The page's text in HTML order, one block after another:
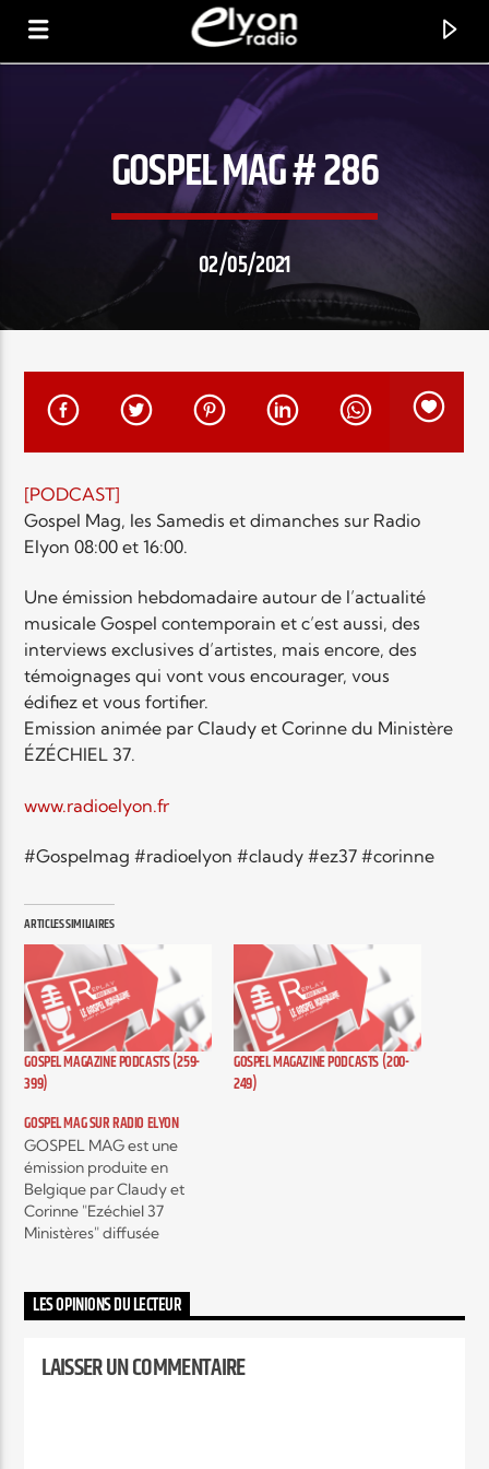
RADIO ELYON
POSITIVE ET ENCOURAGEANTE !
EN CE MOMENT
TITRE
ARTISTE
Radio Elyon
Elyon Rhema
Elyon Hits
Elyon Live
Elyon Kids
GOSPEL MAG # 286
02/05/2021
[PODCAST]
Gospel Mag, les Samedis et dimanches sur Radio
Elyon 08:00 et 16:00.
Une émission hebdomadaire autour de l’actualité
musicale Gospel contemporain et c’est aussi, des
interviews exclusives d’artistes, mais encore, des
témoignages qui vont vous encourager, vous
édifiez et vous fortifier.
Emission animée par Claudy et Corinne du Ministère
ÉZÉCHIEL 37.
www.radioelyon.fr
#Gospelmag #radioelyon #claudy #ez37 #corinne
ARTICLES SIMILAIRES
GOSPEL MAGAZINE PODCASTS (259-
399)
GOSPEL MAGAZINE PODCASTS (200-
249)
GOSPEL MAG SUR RADIO ELYON
GOSPEL MAG est une
émission produite en
Belgique par Claudy et
Corinne "Ezéchiel 37
Ministères" diffusée
hebdomadaire autour de
l'actualité musicale Gospel
aussi, des interviews
LES OPINIONS DU LECTEUR
LAISSER UN COMMENTAIRE